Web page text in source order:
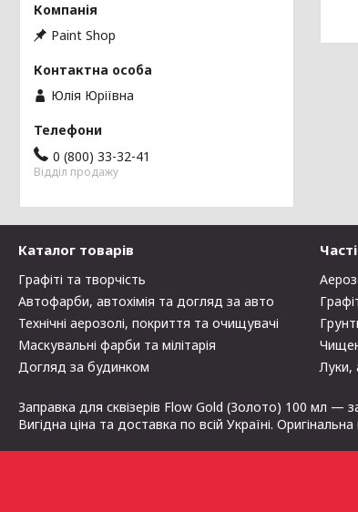
Paint Shop
Юлія Юріївна
0 (800) 33-32-41
Відділ продажу
Каталог товарів
Графіті та творчість
Автофарби, автохімія та догляд за авто
Технічні аерозолі, покриття та очищувачі
Маскувальні фарби та мілітарія
Догляд за будинком
Луки,
Заправка для сквізерів Flow Gold (Золото) 100 мл —
Вигідна ціна та доставка по всій Україні.